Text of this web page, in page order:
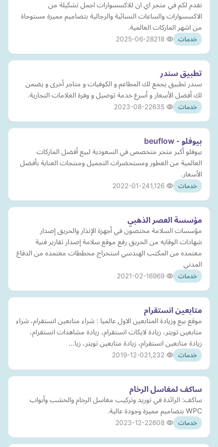
نقدم لكم في متجر اي ان للاكسسوارات اجمل تشكيلة من
الاكسسوارات والساعات النسائية والرجالية بتصاميم مميزة مستوحاة
من اشهر الماركات العالمية.
خدمات 2025-06-28
تطبيق سندر
سندر تطبيق يجمع لك المطاعم و الكوفيات و متاجر أخرى و يضمن
لك أفضل الأسعار و أسرع خدمة توصيل و وفرة العلامات التجارية.
خدمات 2023-08-22
بيوفلو - beuflow
بيوفلو أكبر متجر متخصص في السعودية لبيع أفضل الماركات
العالمية من العطور ومستحضرات التجميل ومنتجات العناية بأفضل
الأسعار.
خدمات 2022-01-24
مؤسسة العصر الذهبي
مؤسسات السلامة مختصون في أجهزة الإنذار والحريق إصدار
شهادات الوقايه من الحريق رفع موقع سلامة إصدار تقارير فنية
معتمده من المكتب الهندسي استخراج مخططات معتمده من الدفاع
المدني
خدمات 2021-02-16
متابعين انستقرام
موقع بيع وزيادة المتابعين الاول عالميا : شراء متابعين انستقرام، شراء
متابعين تويتر، زيادة لايكات انستقرام، زيادة مشاهدات انستقرام،
زيادة متابعين انستقرام، زيادة متابعين تويتر، زيا…
خدمات 2019-12-02
ساكف لمغاسل الرخام
ساكف: الرائدة في توريد وتركيب مغاسل الرخام والخشب وأبواب
WPC بتصاميم مميزة وجودة عالية.
خدمات 2023-12-22